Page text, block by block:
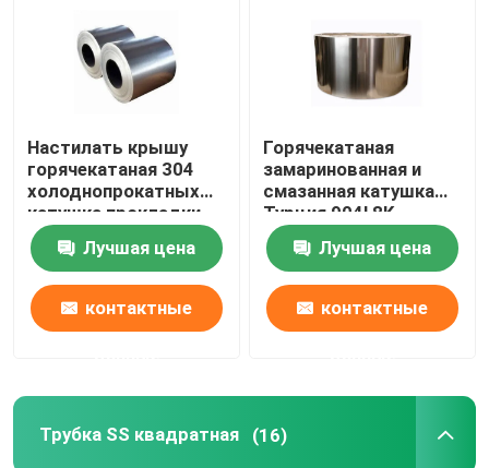
Настилать крышу
горячекатаная 304
холоднопрокатных
катушка прокладки
201 316l 202 Ss 304
катушки
нержавеющей стали
Лучшая цена
контактные
Горячекатаная
замаринованная и
смазанная катушка
Турция 904l 8K
отполировала
катушку 202 Ss
катушки 430
нержавеющей стали
Лучшая цена
контактные
Трубка SS квадратная (16)